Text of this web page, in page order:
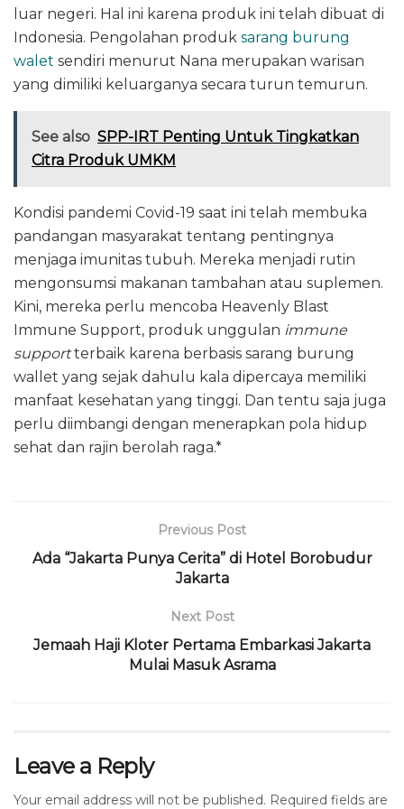
luar negeri. Hal ini karena produk ini telah dibuat di
Indonesia. Pengolahan produk sarang burung
walet sendiri menurut Nana merupakan warisan
yang dimiliki keluarganya secara turun temurun.
See also SPP-IRT Penting Untuk Tingkatkan
Citra Produk UMKM
Kondisi pandemi Covid-19 saat ini telah membuka
pandangan masyarakat tentang pentingnya
menjaga imunitas tubuh. Mereka menjadi rutin
mengonsumsi makanan tambahan atau suplemen.
Kini, mereka perlu mencoba Heavenly Blast
Immune Support, produk unggulan immune
supportterbaik karena berbasis sarang burung
wallet yang sejak dahulu kala dipercaya memiliki
manfaat kesehatan yang tinggi. Dan tentu saja juga
perlu diimbangi dengan menerapkan pola hidup
sehat dan rajin berolah raga.*
Previous Post
Ada “Jakarta Punya Cerita” di Hotel Borobudur
Jakarta
Next Post
Jemaah Haji Kloter Pertama Embarkasi Jakarta
Mulai Masuk Asrama
Leave a Reply
Your email address will not be published. Required fields are